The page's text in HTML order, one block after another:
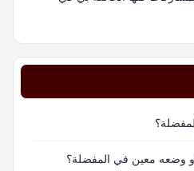
وضعه معين في المفضلة؟